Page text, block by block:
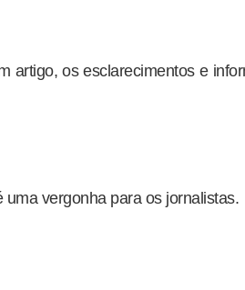
artigo, os esclarecimentos e
uma vergonha para os jornalistas.